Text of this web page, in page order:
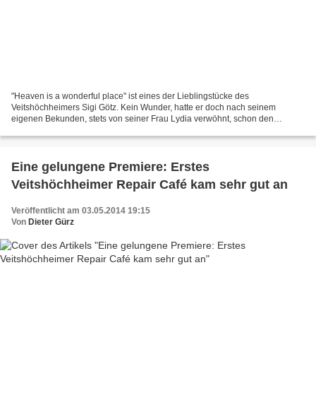
"Heaven is a wonderful place" ist eines der Lieblingstücke des
Veitshöchheimers Sigi Götz. Kein Wunder, hatte er doch nach seinem
eigenen Bekunden, stets von seiner Frau Lydia verwöhnt, schon den
Eine gelungene Premiere: Erstes
Veitshöchheimer Repair Café kam sehr gut an
Veröffentlicht am 03.05.2014 19:15
Von Dieter Gürz